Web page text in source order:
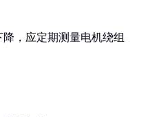
，应定期测量电机绕组